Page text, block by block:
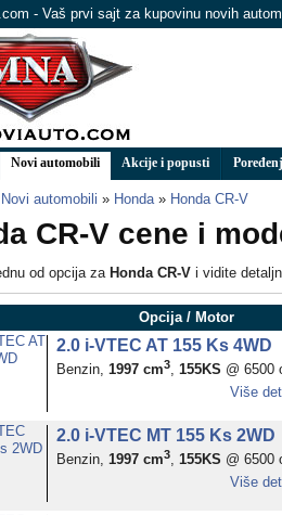
- Vaš prvi sajt za kupovinu novih
Novi automobili Akcije i popusti
Novi automobili » Honda » Honda CR-V
CR-V cene i
od opcija za Honda CR-V i vidite
Opcija / Motor
2.0 i-VTEC AT 155 Ks 4WD
Benzin, 1997 cm3, 155KS @ 6500
Više
2.0 i-VTEC MT 155 Ks 2WD
Benzin, 1997 cm3, 155KS @ 6500
Više